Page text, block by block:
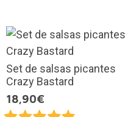
Set de salsas picantes
Crazy Bastard
18,90€